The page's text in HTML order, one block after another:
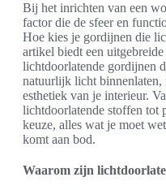
Bij het inrichten van een
factor die de sfeer en
Hoe kies je gordijnen die
artikel biedt een
lichtdoorlatende gordijnen
natuurlijk licht binnenlaten,
esthetiek van je interieur.
lichtdoorlatende stoffen tot
keuze, alles wat je moet
komt aan bod.
Waarom zijn